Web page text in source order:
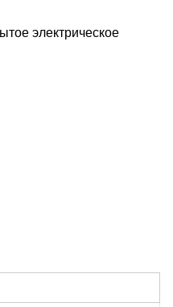
электрическое